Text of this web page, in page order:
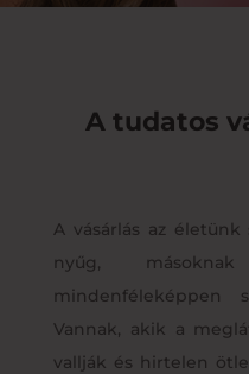
A tudatos
A vásárlás az életünk
nyűg,
mindenféleképpen
Vannak, akik a
vallják és hirtelen